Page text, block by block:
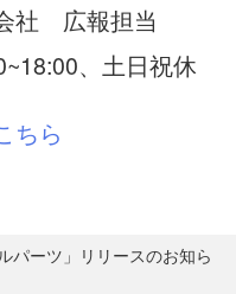
社 広報担当
、土日祝休
ちら
パーツ」リリースのお知ら